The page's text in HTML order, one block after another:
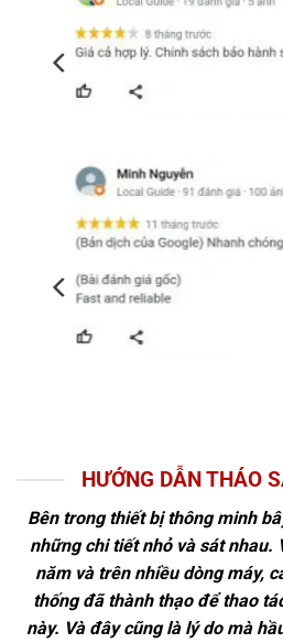
HƯỚNG DẪN THÁO
Bên trong thiết bị thông minh
những chi tiết nhỏ và sát nhau.
năm và trên nhiều dòng máy,
thống đã thành thạo để thao
này. Và đây cũng là lý do mà